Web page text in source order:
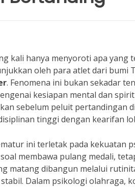
kali hanya menyoroti apa yang
oleh para atlet dari bumi
. Fenomena ini bukan sekadar
kesiapan mental dan
sebelum peluit pertandingan
tinggi dengan kearifan
ini terletak pada kekuatan
membawa pulang medali,
matang dibangun melalui
Dalam psikologi olahraga,